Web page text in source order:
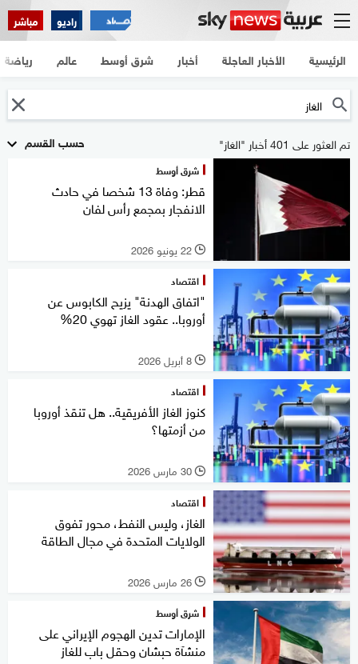
راديو مباشر
الرئيسية الأخبار العاجلة أخبار شرق أوسط عالم رياضة
حسب القسم تم العثور على 401 أخبار "الغاز"
شرق أوسط
قطر: وفاة 13 شخصا في حادث
الانفجار بمجمع رأس لفان
l 22 يونيو 2026
اقتصاد
"اتفاق الهدنة" يزيح الكابوس عن
أوروبا.. عقود الغاز تهوي 20%
l 8 أبريل 2026
اقتصاد
كنوز الغاز الأفريقية.. هل تنقذ أوروبا
من أزمتها؟
l 30 مارس 2026
اقتصاد
الغاز، وليس النفط، محور تفوق
الولايات المتحدة في مجال الطاقة
l 26 مارس 2026
شرق أوسط
الإمارات تدين الهجوم الإيراني على
منشآة حبشان وحقل باب للغاز